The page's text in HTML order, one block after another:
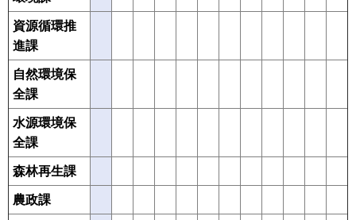
資源循環推
進課
自然環境保
全課
水源環境保
全課
森林再生課
農政課